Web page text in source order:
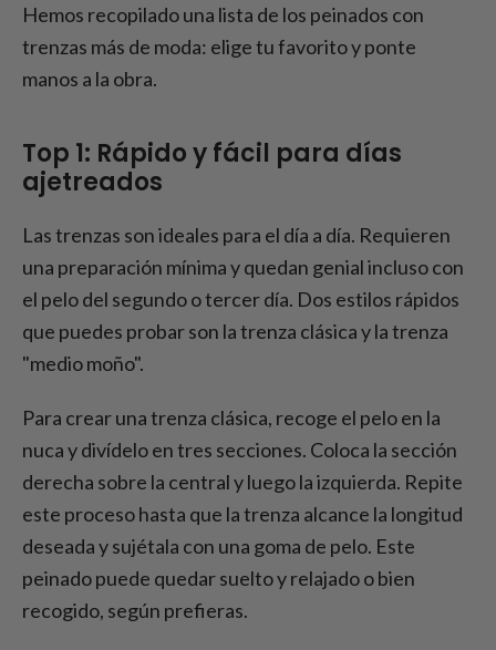
Hemos recopilado una lista de los peinados con
trenzas más de moda: elige tu favorito y ponte
manos a la obra.
Top 1: Rápido y fácil para días
ajetreados
Las trenzas son ideales para el día a día. Requieren
una preparación mínima y quedan genial incluso con
el pelo del segundo o tercer día. Dos estilos rápidos
que puedes probar son la trenza clásica y la trenza
"medio moño".
Para crear una trenza clásica, recoge el pelo en la
nuca y divídelo en tres secciones. Coloca la sección
derecha sobre la central y luego la izquierda. Repite
este proceso hasta que la trenza alcance la longitud
deseada y sujétala con una goma de pelo. Este
peinado puede quedar suelto y relajado o bien
recogido, según prefieras.